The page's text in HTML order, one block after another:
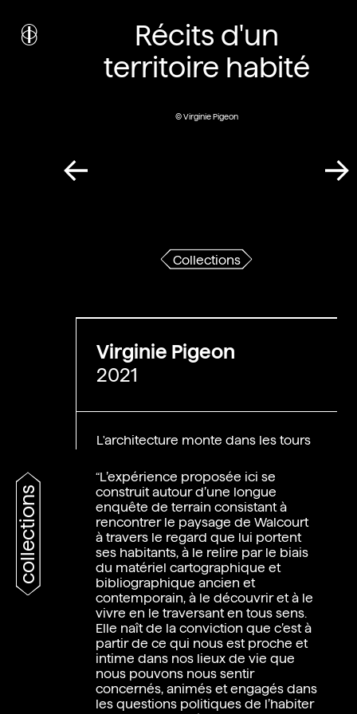
collections
i culturel
rchitecture
Récits d'un
territoire habité
© Virginie Pigeon
Collections
“L’expérience proposée ici se
construit autour d’une longue
enquête de terrain consistant à
rencontrer le paysage de Walcourt
à travers le regard que lui portent
ses habitants, à le relire par le biais
du matériel cartographique et
bibliographique ancien et
contemporain, à le découvrir et à le
vivre en le traversant en tous sens.
Elle naît de la conviction que c’est à
partir de ce qui nous est proche et
intime dans nos lieux de vie que
nous pouvons nous sentir
concernés, animés et engagés dans
les questions politiques de l’habiter
Virginie Pigeon
2021
L'architecture monte dans les tours